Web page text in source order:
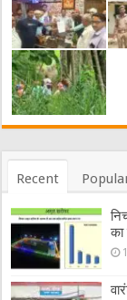
Recent
का